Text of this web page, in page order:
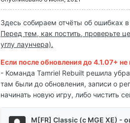
Здесь собираем отчёты об ошибках
Перед тем, как постить, проверьте
углу лаунчера).
Если после обновления до 4.1.07+ не
- Команда Tamriel Rebuilt решила
там были до обновления, записи о
начинать новую игру, либо чистить